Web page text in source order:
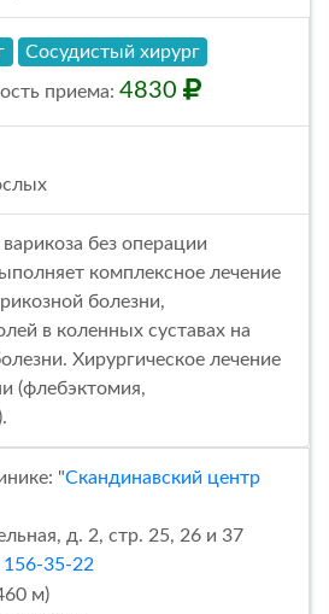
Сосудистый хирург
приема: 4830
без операции
комплексное лечение
болезни,
в коленных суставах на
Хирургическое лечение
(флебэктомия,
"Скандинавский центр
д. 2, стр. 25, 26 и 37
156-35-22
м)